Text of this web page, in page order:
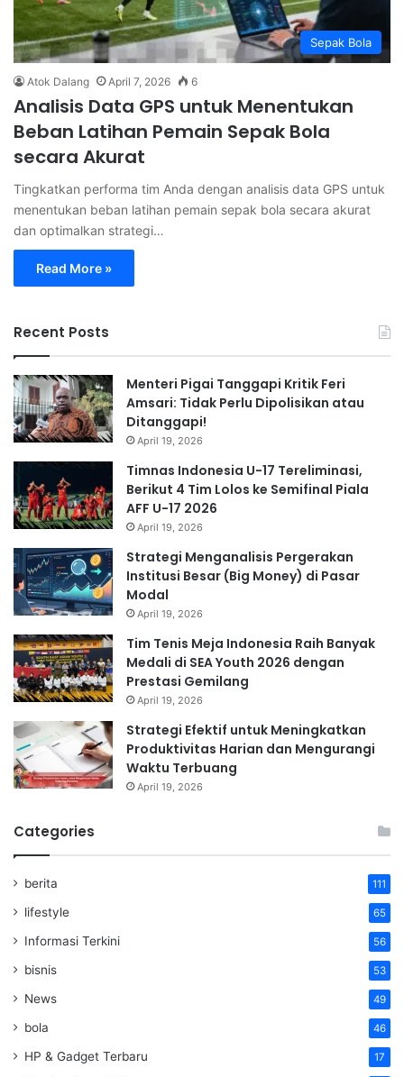
Sepak Bola
Atok Dalang April 7, 2026 6
Analisis Data GPS untuk Menentukan
Beban Latihan Pemain Sepak Bola
secara Akurat
Tingkatkan performa tim Anda dengan analisis data GPS untuk
menentukan beban latihan pemain sepak bola secara akurat
dan optimalkan strategi…
Read More »
Recent Posts
Menteri Pigai Tanggapi Kritik Feri
Amsari: Tidak Perlu Dipolisikan atau
Ditanggapi!
April 19, 2026
Timnas Indonesia U-17 Tereliminasi,
Berikut 4 Tim Lolos ke Semifinal Piala
AFF U-17 2026
April 19, 2026
Strategi Menganalisis Pergerakan
Institusi Besar (Big Money) di Pasar
Modal
April 19, 2026
Tim Tenis Meja Indonesia Raih Banyak
Medali di SEA Youth 2026 dengan
Prestasi Gemilang
April 19, 2026
Strategi Efektif untuk Meningkatkan
Produktivitas Harian dan Mengurangi
Waktu Terbuang
April 19, 2026
Categories
berita 111
lifestyle 65
Informasi Terkini 56
bisnis 53
News 49
bola 46
HP & Gadget Terbaru 17